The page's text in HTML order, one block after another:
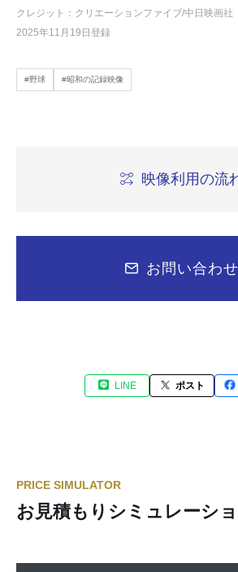
クレジット：クリエーションファイブ/中日映画社
2025年11月19日登録
#野球 #昭和の記録映像
映像利用の流
お問い合わせ
LINE ポスト
PRICE SIMULATOR
お見積もりシミュレーシ